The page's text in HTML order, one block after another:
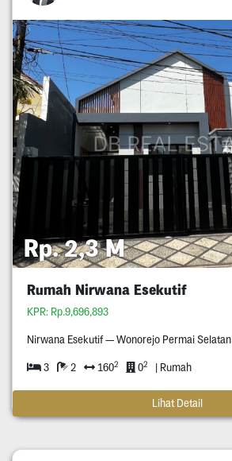
Rp. 2,3 M
Rumah Nirwana Esekutif
KPR: Rp.9,696,893
Nirwana Esekutif — Wonorejo Permai Selatan
3 2 1602 02 | Rumah
Lihat Detail